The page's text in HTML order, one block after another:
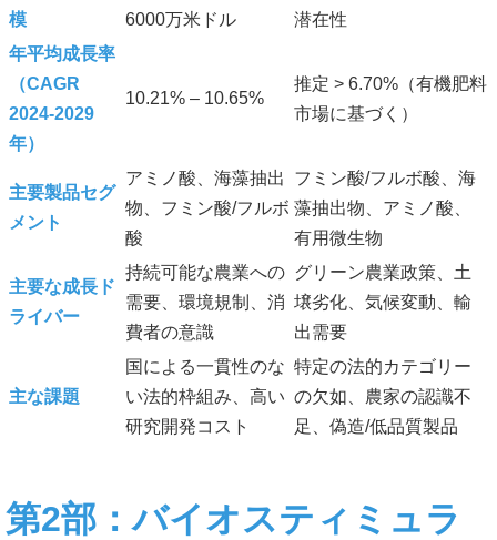
模
6000万米ドル
潜在性
年平均成長率
（CAGR
2024-2029
年）
10.21% – 10.65%
推定 > 6.70%（有機肥料
市場に基づく）
主要製品セグ
メント
アミノ酸、海藻抽出
物、フミン酸/フルボ
酸
フミン酸/フルボ酸、海
藻抽出物、アミノ酸、
有用微生物
主要な成長ド
ライバー
持続可能な農業への
需要、環境規制、消
費者の意識
グリーン農業政策、土
壌劣化、気候変動、輸
出需要
主な課題
国による一貫性のな
い法的枠組み、高い
研究開発コスト
特定の法的カテゴリー
の欠如、農家の認識不
足、偽造/低品質製品
第2部：バイオスティミュラ